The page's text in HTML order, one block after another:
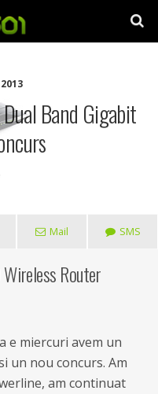
Band Gigabit
Mail SMS
Router
e miercuri avem un
un nou concurs. Am
am continuat